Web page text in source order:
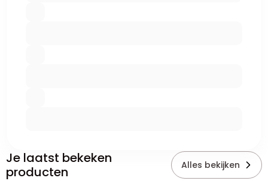
Je laatst bekeken
producten
Alles bekijken